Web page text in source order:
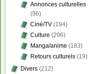
Annonces culturelles
(96)
Ciné/TV (194)
Culture (296)
Manga/anime (183)
Retours culturels (19)
Divers (212)